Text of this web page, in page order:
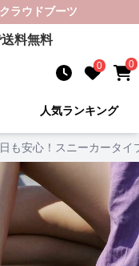
クラウドブーツ
料無料
0 0
人気ランキング
も安心！スニーカータイ